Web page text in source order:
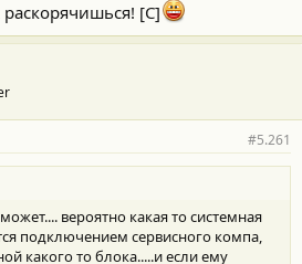
[С]
#5.261
вероятно какая то системная
подключением сервисного компа,
какого то блока.....и если ему